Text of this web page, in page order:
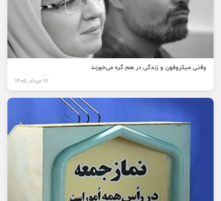
وقتی میکروفون و زندگی در هم گره می‌خورند
17 مرداد, 1405